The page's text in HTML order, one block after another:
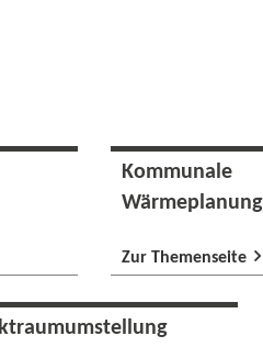
Kommunale
Wärmeplanung
Zur Themenseite